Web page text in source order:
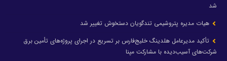
شد
هیات مدیره پتروشیمی تندگویان دستخوش تغییر شد
تأکید مدیرعامل هلدینگ خلیج‌فارس بر تسریع در اجرای پروژه‌های تأمین برق
شرکت‌های آسیب‌دیده با مشارکت مپنا